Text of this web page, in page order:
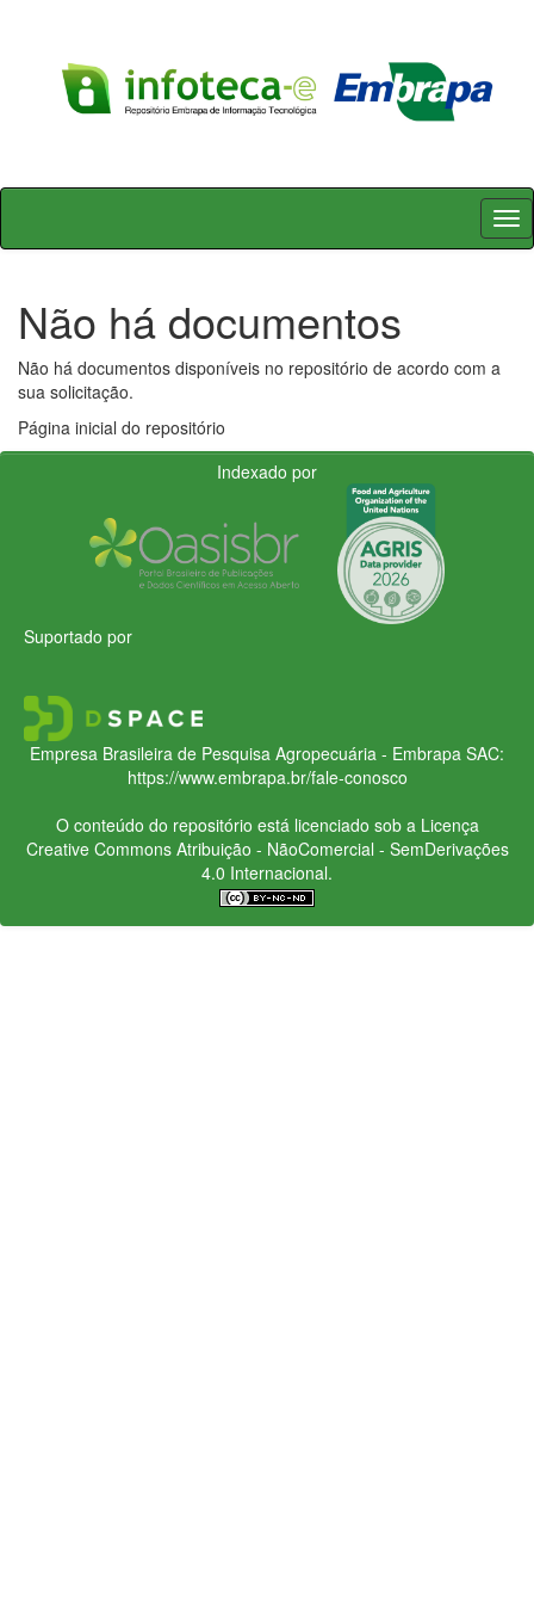
Skip
Não há documentos
Não há documentos disponíveis no repositório de acordo com a
sua solicitação.
Página inicial do repositório
Indexado por
Suportado por
Empresa Brasileira de Pesquisa Agropecuária - Embrapa SAC:
https://www.embrapa.br/fale-conosco
O conteúdo do repositório está licenciado sob a Licença
Creative CommonsAtribuição - NãoComercial - SemDerivações
4.0 Internacional.